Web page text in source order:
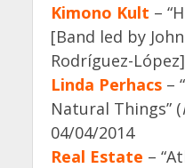
Kimono Kult –
[Band led by
Rodríguez-
Linda Perhacs–
Natural Things” (
04/04/2014
Real Estate –